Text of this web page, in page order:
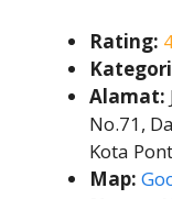
Rating:
Alamat:
No.71,
Kota
Map: